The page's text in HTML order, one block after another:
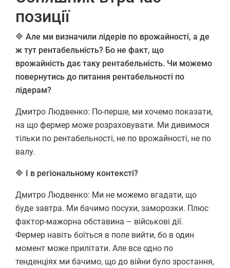
позиції
🔷 Але ми визначили лідерів по врожайності, а де
ж тут рентабельність? Бо не факт, що
врожайність дає таку рентабельність. Чи можемо
повернутись до питання рентабельності по
лідерам?
Дмитро Людвенко: По-перше, ми хочемо показати,
на що фермер може розраховувати. Ми дивимося
тільки по рентабельності, не по врожайності, не по
валу.
🔷 І в регіональному контексті?
Дмитро Людвенко: Ми не можемо вгадати, що
буде завтра. Ми бачимо посухи, заморозки. Плюс
фактор-мажорна обставина – військові дії.
Фермер навіть боїться в поле вийти, бо в один
момент може прилітати. Але все одно по
тенденціях ми бачимо, що до війни було зростання,